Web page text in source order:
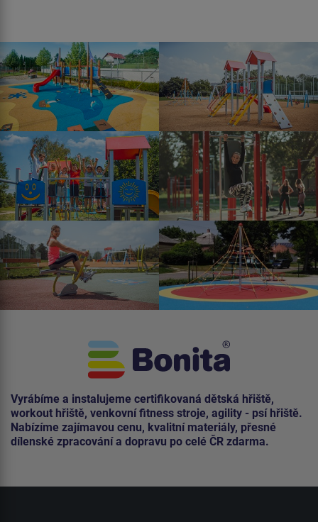
Vyrábíme a instalujeme certifikovaná dětská hřiště,
workout hřiště, venkovní fitness stroje, agility - psí hřiště.
Nabízíme zajímavou cenu, kvalitní materiály, přesné
dílenské zpracování a dopravu po celé ČR zdarma.